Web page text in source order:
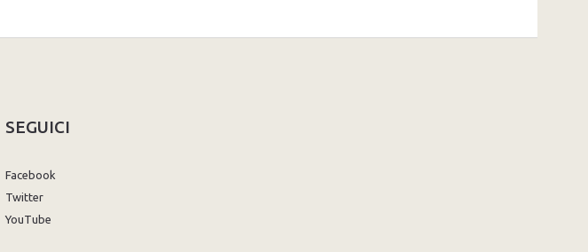
SEGUICI
Facebook
Twitter
YouTube